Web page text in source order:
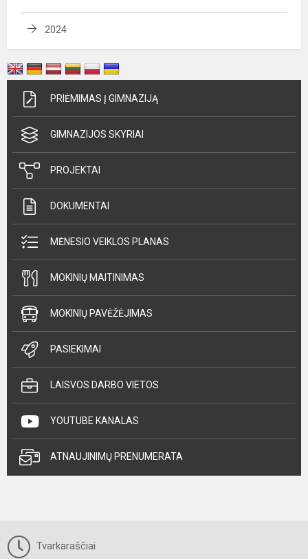
2024
PRIĖMIMAS Į GIMNAZIJĄ
GIMNAZIJOS SKYRIAI
PROJEKTAI
DOKUMENTAI
MĖNESIO VEIKLOS PLANAS
MOKINIŲ MAITINIMAS
MOKINIŲ PAVĖŽĖJIMAS
PASIEKIMAI
LAISVOS DARBO VIETOS
YOUTUBE KANALAS
ATNAUJINIMŲ PRENUMERATA
Tvarkaraščiai